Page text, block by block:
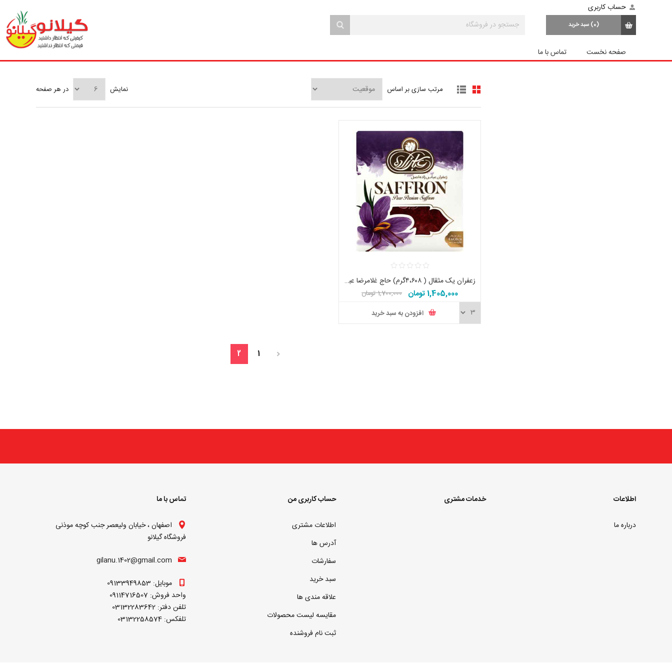
حساب کاربری
(0) سبد خرید
صفحه نخست تماس با ما
مرتب سازی بر اساس نمایش در هر صفحه
زعفران یک مثقال ( ۴،۶۰۸گرم) حاج غلامرضا عباس زاده اصل تاریخ جدید
1,405,000 تومان
1,700,000 تومان
افزودن به سبد خرید
1
2
اطلاعات
درباره ما
خدمات مشتری حساب کاربری من
اطلاعات مشتری
آدرس ها
سفارشات
سبد خرید
علاقه مندی ها
مقایسه لیست محصولات
ثبت نام فروشنده
تماس با ما
اصفهان ، خیابان ولیعصر جنب کوچه موذنی
فروشگاه گیلانو
gilanu.1402@gmail.com
موبایل: 09133949853
واحد فروش: 09114716507
تلفن دفتر: 03132283642
تلفکس: 03132258574